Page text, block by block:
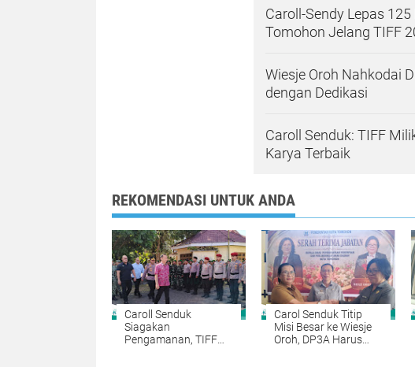
Caroll-Sendy Lepas
Tomohon Jelang TIFF
Wiesje Oroh Nahkodai
dengan Dedikasi
Caroll Senduk: TIFF
Karya Terbaik
REKOMENDASI UNTUK ANDA
Caroll Senduk
Siagakan
Pengamanan, TIFF
Carol Senduk Titip
Misi Besar ke Wiesje
Oroh, DP3A Harus